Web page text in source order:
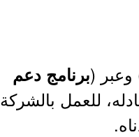
وعبر (برنامج دعم
للعمل بالشركة